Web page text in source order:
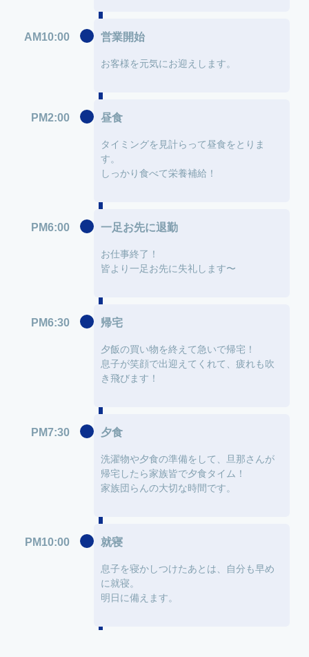
AM10:00 営業開始
お客様を元気にお迎えします。
PM2:00 昼食
タイミングを見計らって昼食をとりま
す。
しっかり食べて栄養補給！
PM6:00 一足お先に退勤
お仕事終了！
皆より一足お先に失礼します〜
PM6:30 帰宅
夕飯の買い物を終えて急いで帰宅！
息子が笑顔で出迎えてくれて、疲れも吹
き飛びます！
PM7:30 夕食
洗濯物や夕食の準備をして、旦那さんが
帰宅したら家族皆で夕食タイム！
家族団らんの大切な時間です。
PM10:00 就寝
息子を寝かしつけたあとは、自分も早め
に就寝。
明日に備えます。